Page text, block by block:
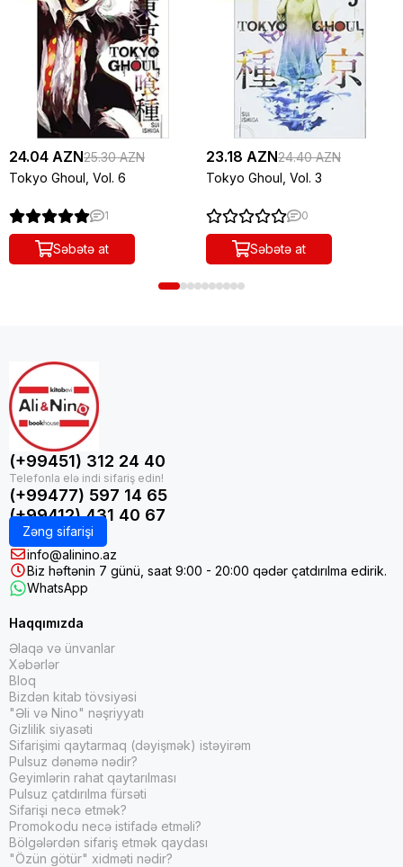
24.04 AZN25.30 AZN
Tokyo Ghoul, Vol. 6
1
Səbətə at
23.18 AZN24.40 AZN
Tokyo Ghoul, Vol. 3
0
Səbətə at
(+99451) 312 24 40
(+99477) 597 14 65
(+99412) 431 40 67
Zəng sifarişi
info@alinino.az
Biz həftənin 7 günü, saat 9:00 - 20:00 qədər çatdırılma edirik.
WhatsApp
Haqqımızda
Əlaqə və ünvanlar
Xəbərlər
Bloq
Bizdən kitab tövsiyəsi
"Əli və Nino" nəşriyyatı
Gizlilik siyasəti
Sifarişimi qaytarmaq (dəyişmək) istəyirəm
Pulsuz dənəmə nədir?
Geyimlərin rahat qaytarılması
Pulsuz çatdırılma fürsəti
Sifarişi necə etmək?
Promokodu necə istifadə etməli?
Bölgələrdən sifariş etmək qaydası
"Özün götür" xidməti nədir?